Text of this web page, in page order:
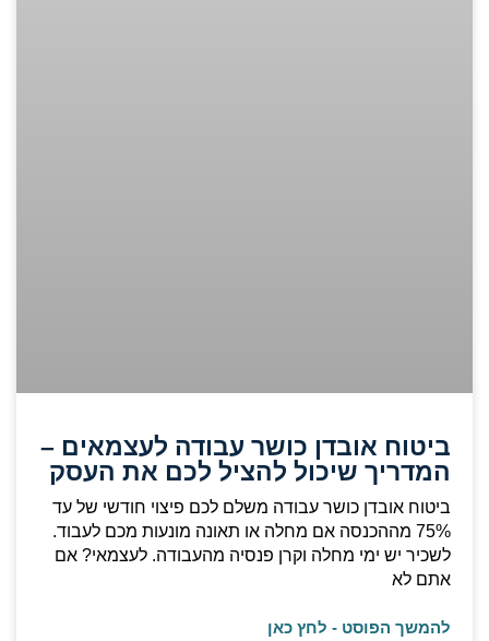
ביטוח אובדן כושר עבודה לעצמאים –
המדריך שיכול להציל לכם את העסק
ביטוח אובדן כושר עבודה משלם לכם פיצוי חודשי של עד
75% מההכנסה אם מחלה או תאונה מונעות מכם לעבוד.
לשכיר יש ימי מחלה וקרן פנסיה מהעבודה. לעצמאי? אם
אתם לא
להמשך הפוסט - לחץ כאן